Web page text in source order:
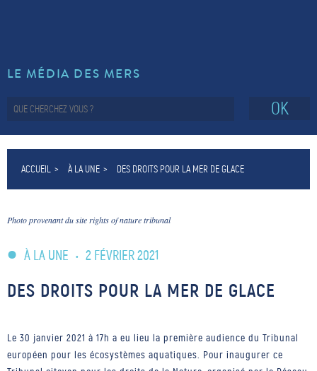
LE MÉDIA DES MERS
OK
ACCUEIL À LA UNE DES DROITS POUR LA MER DE GLACE
Photo provenant du site rights of nature tribunal
À LA UNE • 2 FÉVRIER 2021
DES DROITS POUR LA MER DE GLACE
Le 30 janvier 2021 à 17h a eu lieu la première audience du Tribunal
européen pour les écosystèmes aquatiques. Pour inaugurer ce